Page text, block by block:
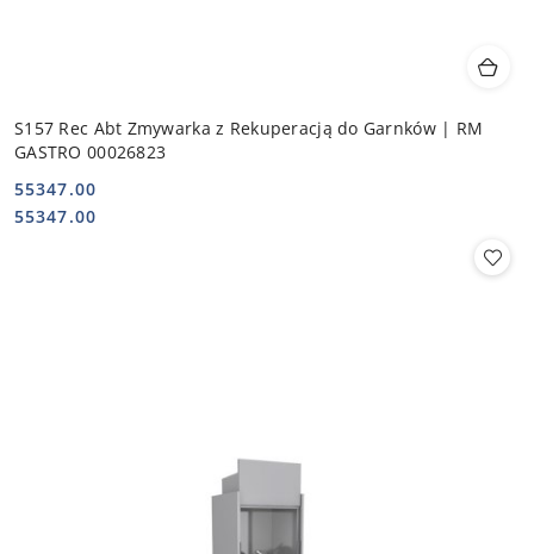
S157 Rec Abt Zmywarka z Rekuperacją do Garnków | RM
GASTRO 00026823
Cena:
55347.00
Cena:
55347.00